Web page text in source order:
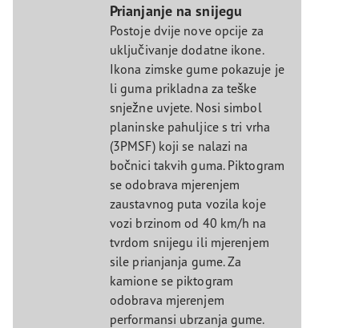
Prianjanje na snijegu
Postoje dvije nove opcije za
uključivanje dodatne ikone.
Ikona zimske gume pokazuje je
li guma prikladna za teške
snježne uvjete. Nosi simbol
planinske pahuljice s tri vrha
(3PMSF) koji se nalazi na
bočnici takvih guma. Piktogram
se odobrava mjerenjem
zaustavnog puta vozila koje
vozi brzinom od 40 km/h na
tvrdom snijegu ili mjerenjem
sile prianjanja gume. Za
kamione se piktogram
odobrava mjerenjem
performansi ubrzanja gume.